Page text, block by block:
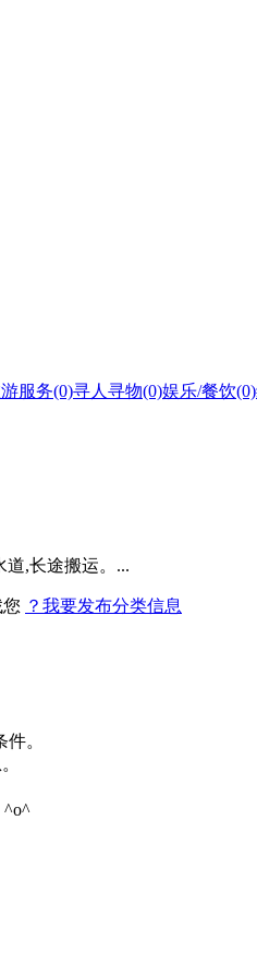
服务(0)寻人寻物(0)娱乐/餐饮(0)
道,长途搬运。...
？我要发布分类信息
。
^o^